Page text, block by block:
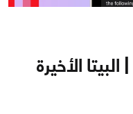
تحديث iOS 26 Beta 8 | البيتا الأخيرة